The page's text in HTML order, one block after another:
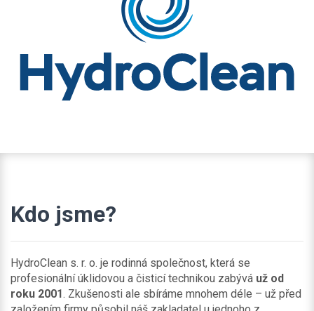
Kdo jsme?
HydroClean s. r. o. je rodinná společnost, která se
profesionální úklidovou a čisticí technikou zabývá už od
roku 2001. Zkušenosti ale sbíráme mnohem déle – už před